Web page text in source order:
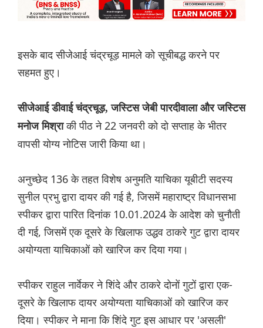
इसके बाद सीजेआई चंद्रचूड़ मामले को सूचीबद्ध करने पर
सहमत हुए।
सीजेआई डीवाई चंद्रचूड़, जस्टिस जेबी पारदीवाला और जस्टिस
मनोज मिश्राकी पीठ ने 22 जनवरी को दो सप्ताह के भीतर
वापसी योग्य नोटिस जारी किया था।
अनुच्छेद 136 के तहत विशेष अनुमति याचिका यूबीटी सदस्य
सुनील प्रभु द्वारा दायर की गई है, जिसमें महाराष्ट्र विधानसभा
स्पीकर द्वारा पारित दिनांक 10.01.2024 के आदेश को चुनौती
दी गई, जिसमें एक दूसरे के खिलाफ उद्धव ठाकरे गुट द्वारा दायर
अयोग्यता याचिकाओं को खारिज कर दिया गया।
स्पीकर राहुल नार्वेकर ने शिंदे और ठाकरे दोनों गुटों द्वारा एक-
दूसरे के खिलाफ दायर अयोग्यता याचिकाओं को खारिज कर
दिया। स्पीकर ने माना कि शिंदे गुट इस आधार पर 'असली'